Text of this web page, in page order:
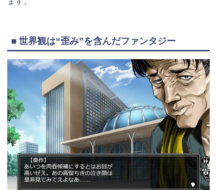
■ 世界観は“歪み”を含んだファンタジー